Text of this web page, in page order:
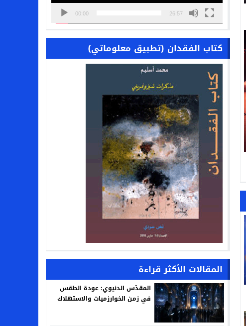
00:00 26:57
كتاب الفقدان (تطبيق معلوماتي)
المقالات الأكثر قراءة
المقدّس الدنيوي: عودة الطقس
في زمن الخوارزميات والاستهلاك